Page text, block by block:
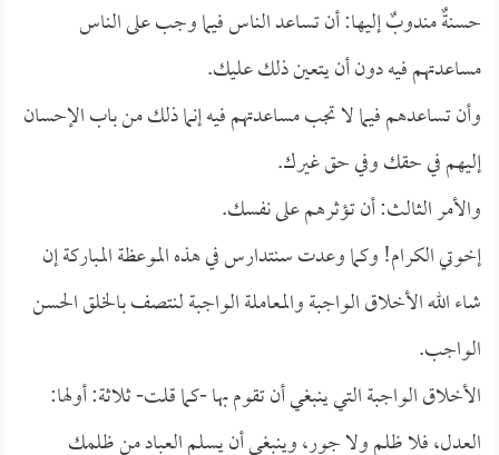
حسنةٌ مندوبٌ إليها: أن تساعد الناس فيما وجب على الناس
مساعدتهم فيه دون أن يتعين ذلك عليك.
وأن تساعدهم فيما لا تجب مساعدتهم فيه إنما ذلك من باب الإحسان
إليهم في حقك وفي حق غيرك.
والأمر الثالث: أن تؤثرهم على نفسك.
إخوتي الكرام! وكما وعدت سنتدارس في هذه الموعظة المباركة إن
شاء الله الأخلاق الواجبة والمعاملة الواجبة لنتصف بالخلق الحسن
الواجب.
الأخلاق الواجبة التي ينبغي أن تقوم بها -كما قلت- ثلاثة: أولها:
العدل، فلا ظلم ولا جور، وينبغي أن يسلم العباد من ظلمك